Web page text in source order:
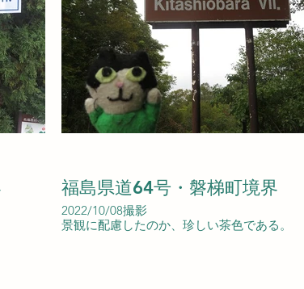
福島県道64号・磐梯町境界
2022/10/08撮影
景観に配慮したのか、珍しい茶色である。